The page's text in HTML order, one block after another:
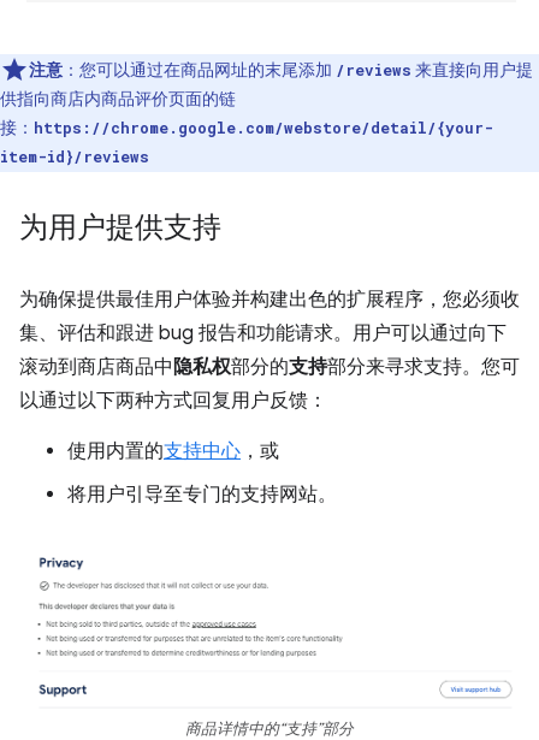
注意 ：您可以通过在商品网址的末尾添加 /reviews 来直接向用户提
供指向商店内商品评价页面的链
接： https://chrome.google.com/webstore/detail/{your-
item-id}/reviews
为用户提供支持
为确保提供最佳用户体验并构建出色的扩展程序，您必须收
集、评估和跟进 bug 报告和功能请求。用户可以通过向下
滚动到商店商品中 隐私权部分的支持部分来寻求支持。您可
以通过以下两种方式回复用户反馈：
使用内置的支持中心 ，或
将用户引导至专门的支持网站。
商品详情中的“支持”部分